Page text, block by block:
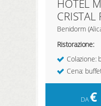
HOTEL
CRISTAL
Benidorm
Ristorazione:
Colazione:
Cena:
DA€